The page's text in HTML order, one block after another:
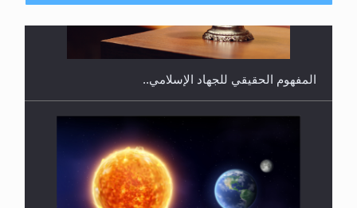
فتوى أمير المؤمنين الميرزا مسرور أحمد أيده الله في
أطفال الأنابيب وتحديد جنس المولود..
سورة التكوير تُنبئ بزمن بعثة المسيح الموعود عليه